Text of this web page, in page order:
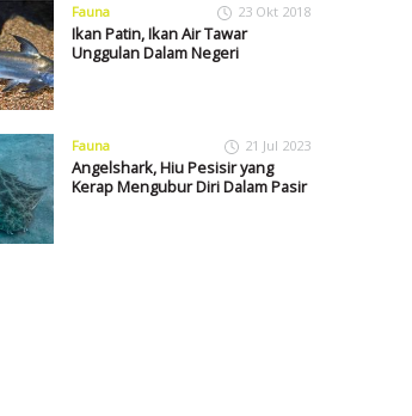
Fauna 23 Okt 2018
Ikan Patin, Ikan Air Tawar
Unggulan Dalam Negeri
Fauna 21 Jul 2023
Angelshark, Hiu Pesisir yang
Kerap Mengubur Diri Dalam Pasir